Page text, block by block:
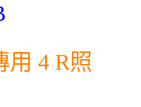
用 4 R照